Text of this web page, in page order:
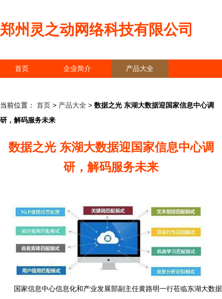
郑州灵之动网络科技有限公司
首页 企业简介 产品大全
当前位置： 首页 > 产品大全 > 数据之光 东湖大数据迎国家信息中心调
研，解码服务未来
数据之光 东湖大数据迎国家信息中心调
研，解码服务未来
国家信息中心信息化和产业发展部副主任黄路明一行莅临东湖大数据